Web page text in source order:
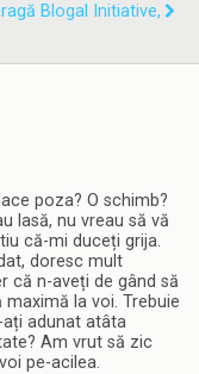
Blogal Initiative,
poza? O schimb?
lasă, nu vreau să vă
că-mi duceți grija.
doresc mult
că n-aveți de gând să
la voi. Trebuie
adunat atâta
Am vrut să zic
pe-acilea.